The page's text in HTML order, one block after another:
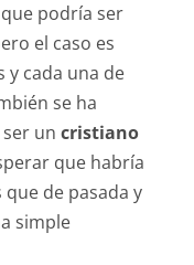
podría ser
el caso es
y cada una de
se ha
un cristiano
que habría
de pasada y
simple